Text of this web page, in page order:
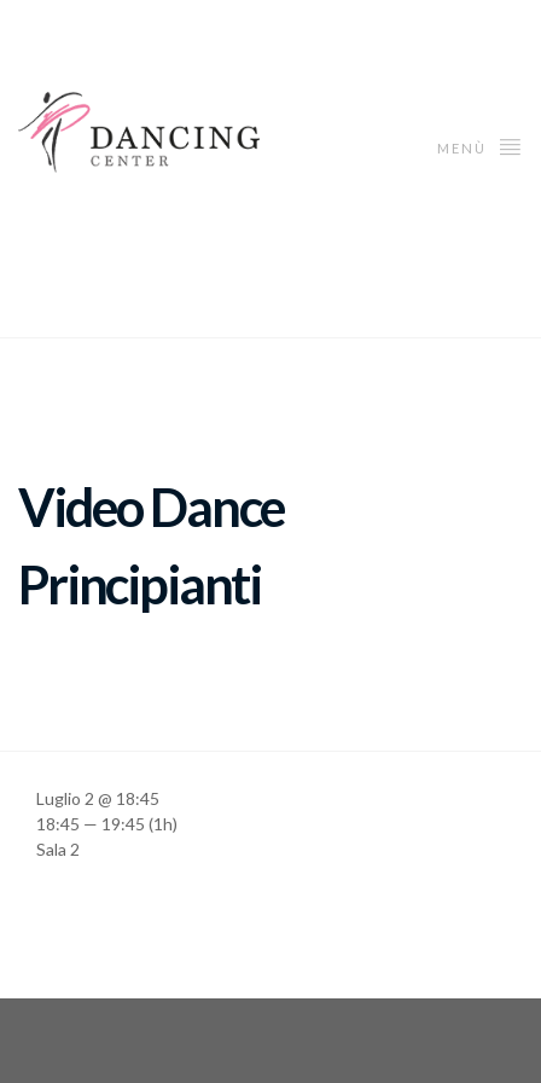
MENÙ
Video Dance
Principianti
Luglio 2 @ 18:45
18:45 — 19:45 (1h)
Sala 2